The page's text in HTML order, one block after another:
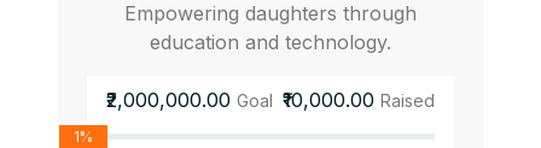
Empowering daughters through
education and technology.
₹2,000,000.00 Goal ₹10,000.00 Raised
1%